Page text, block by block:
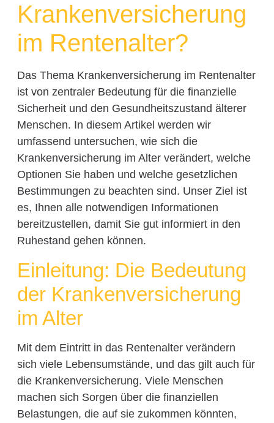
Krankenversicherung
im Rentenalter?
Das Thema Krankenversicherung im Rentenalter
ist von zentraler Bedeutung für die finanzielle
Sicherheit und den Gesundheitszustand älterer
Menschen. In diesem Artikel werden wir
umfassend untersuchen, wie sich die
Krankenversicherung im Alter verändert, welche
Optionen Sie haben und welche gesetzlichen
Bestimmungen zu beachten sind. Unser Ziel ist
es, Ihnen alle notwendigen Informationen
bereitzustellen, damit Sie gut informiert in den
Ruhestand gehen können.
Einleitung: Die Bedeutung
der Krankenversicherung
im Alter
Mit dem Eintritt in das Rentenalter verändern
sich viele Lebensumstände, und das gilt auch für
die Krankenversicherung. Viele Menschen
machen sich Sorgen über die finanziellen
Belastungen, die auf sie zukommen könnten,